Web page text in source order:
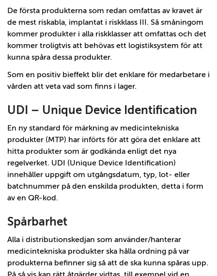
De första produkterna som redan omfattas av kravet är
de mest riskabla, implantat i riskklass III. Så småningom
kommer produkter i alla riskklasser att omfattas och det
kommer troligtvis att behövas ett logistiksystem för att
kunna spåra dessa produkter.
Som en positiv bieffekt blir det enklare för medarbetare i
vården att veta vad som finns i lager.
UDI – Unique Device Identification
En ny standard för märkning av medicintekniska
produkter (MTP) har införts för att göra det enklare att
hitta produkter som är godkända enligt det nya
regelverket. UDI (Unique Device Identification)
innehåller uppgift om utgångsdatum, typ, lot- eller
batchnummer på den enskilda produkten, detta i form
av en QR-kod.
Spårbarhet
Alla i distributionskedjan som använder/hanterar
medicintekniska produkter ska hålla ordning på var
produkterna befinner sig så att de ska kunna spåras upp.